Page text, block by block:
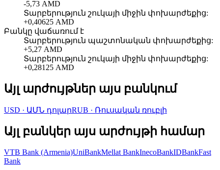
-5,73 AMD
Տարբերություն շուկայի միջին փոխարժեքից:
+0,40625 AMD
Բանկը վաճառում է
Տարբերություն պաշտոնական փոխարժեքից:
+5,27 AMD
Տարբերություն շուկայի միջին փոխարժեքից:
+0,28125 AMD
Այլ արժույթներ այս բանկում
USD · ԱՄՆ դոլարRUB · Ռուսական ռուբլի
Այլ բանկեր այս արժույթի համար
VTB Bank (Armenia)UniBankMellat BankInecoBankIDBankFast
Bank